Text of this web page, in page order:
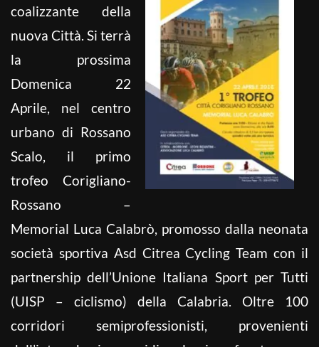
coalizzante della
nuova Città. Si terrà
la prossima
Domenica 22
Aprile, nel centro
urbano di Rossano
Scalo, il primo
trofeo Corigliano-
Rossano –
Memorial Luca Calabrò, promosso dalla neonata
società sportiva Asd Citrea Cycling Team con il
partnership dell’Unione Italiana Sport per Tutti
(UISP – ciclismo) della Calabria. Oltre 100
corridori semiprofessionisti, provenienti